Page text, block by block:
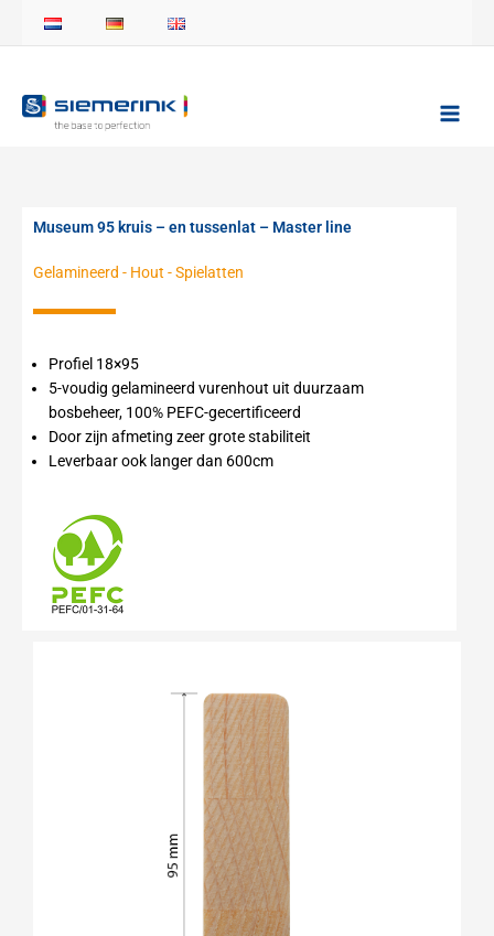
Museum 95 kruis – en tussenlat – Master line
Gelamineerd - Hout -Spielatten
Profiel 18×95
5-voudig gelamineerd vurenhout uit duurzaam
bosbeheer, 100% PEFC-gecertificeerd
Door zijn afmeting zeer grote stabiliteit
Leverbaar ook langer dan 600cm